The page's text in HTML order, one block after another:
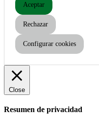
Aceptar
Rechazar
Configurar cookies
Close
Resumen de privacidad